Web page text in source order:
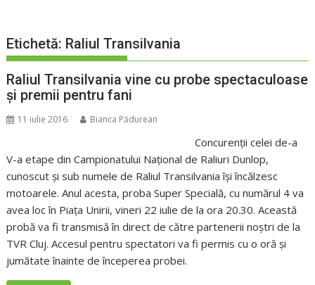
Etichetă: Raliul Transilvania
Raliul Transilvania vine cu probe spectaculoase
şi premii pentru fani
11 iulie 2016 Bianca Pădurean
Concurenţii celei de-a
V-a etape din Campionatului Naţional de Raliuri Dunlop,
cunoscut şi sub numele de Raliul Transilvania îşi încălzesc
motoarele. Anul acesta, proba Super Specială, cu numărul 4 va
avea loc în Piaţa Unirii, vineri 22 iulie de la ora 20.30. Această
probă va fi transmisă în direct de către partenerii noştri de la
TVR Cluj. Accesul pentru spectatori va fi permis cu o oră şi
jumătate înainte de începerea probei.